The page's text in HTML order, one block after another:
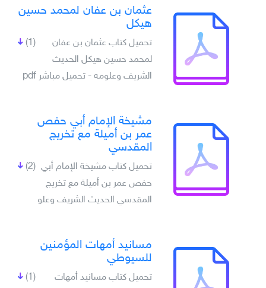
عثمان بن عفان لمحمد حسين
هيكل
(1)
تحميل كتاب عثمان بن عفان
لمحمد حسين هيكل الحديث
الشريف وعلومه - تحميل مباشر pdf
مشيخة الإمام أبي حفص
عمر بن أميلة مع تخريج
المقدسي
(2) تحميل كتاب مشيخة الإمام أبي
حفص عمر بن أميلة مع تخريج
المقدسي الحديث الشريف وعلو
مسانيد أمهات المؤمنين
للسيوطي
(1)
تحميل كتاب مسانيد أمهات